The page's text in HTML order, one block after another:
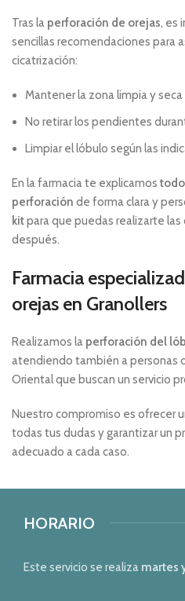
Tras la perforación de orejas, es
sencillas recomendaciones para
cicatrización:
Mantener la zona limpia y seca
No retirar los pendientes
Limpiar el lóbulo según las
En la farmacia te explicamos
perforación de forma clara y
kitpara que puedas realizarte
después.
Farmacia
orejas en Granollers
Realizamos la perforación del
atendiendo también a personas
Oriental que buscan un servicio
Nuestro compromiso es ofrecer
todas tus dudas y garantizar un
adecuado a cada caso.
HORARIO
Este servicio se realiza martes